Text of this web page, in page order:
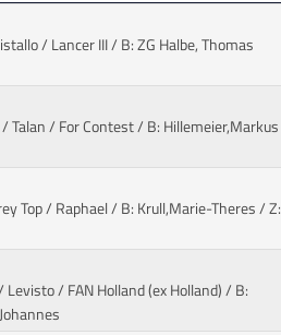
/ Lancer III/ B: ZG Halbe, Thomas
Talan / For Contest/ B: Hillemeier,Markus
Top / Raphael/ B: Krull,Marie-Theres / Z:
/ FAN Holland (ex Holland)/ B: